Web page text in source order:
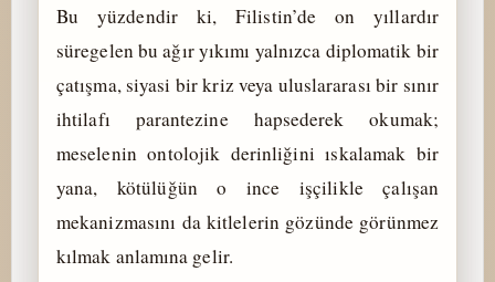
Bu yüzdendir ki, Filistin’de on yıllardır
süregelen bu ağır yıkımı yalnızca diplomatik bir
çatışma, siyasi bir kriz veya uluslararası bir sınır
ihtilafı parantezine hapsederek okumak;
meselenin ontolojik derinliğini ıskalamak bir
yana, kötülüğün o ince işçilikle çalışan
mekanizmasını da kitlelerin gözünde görünmez
kılmak anlamına gelir.